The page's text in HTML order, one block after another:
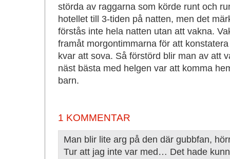
störda av raggarna som körde runt och
hotellet till 3-tiden på natten, men det
förstås inte hela natten utan att vakna.
framåt morgontimmarna för att
kvar att sova. Så förstörd blir man av att
näst bästa med helgen var att komma
barn.
1 KOMMENTAR
Man blir lite arg på den där gubbfan,
Tur att jag inte var med… Det hade